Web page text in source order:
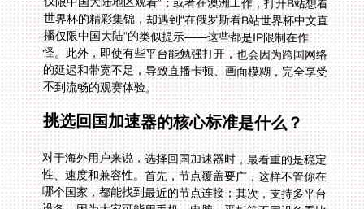
不到流畅的观赛体验。
挑选回国加速器的核心标准是什么？
对于海外用户来说，选择回国加速器时，最看重的是稳定
性、速度和兼容性。首先，节点覆盖要广，这样不管你在
哪个国家，都能找到最近的节点连接；其次，支持多平台
设备，因为大家可能用手机、电脑、平板等不同设备看比
赛；再者，流量要充足，不能看一场比赛就用完了；最